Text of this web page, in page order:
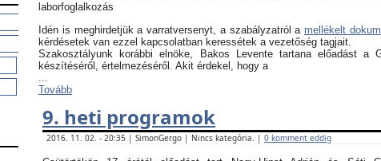
laborfoglalkozás
Idén is meghirdetjük a varratversenyt, a szabályzatról a mellékelt
kérdésetek van ezzel kapcsolatban keressétek a vezetőség tagjait.
Szakosztályunk korábbi elnöke, Bakos Levente tartana előadást a
készítéséről, értelmezéséről. Akit érdekel, hogy a
...
Tovább
9. heti programok
2016. 11. 02. - 20:35 | SimonGergo | Nincs kategória. | 0 komment eddig